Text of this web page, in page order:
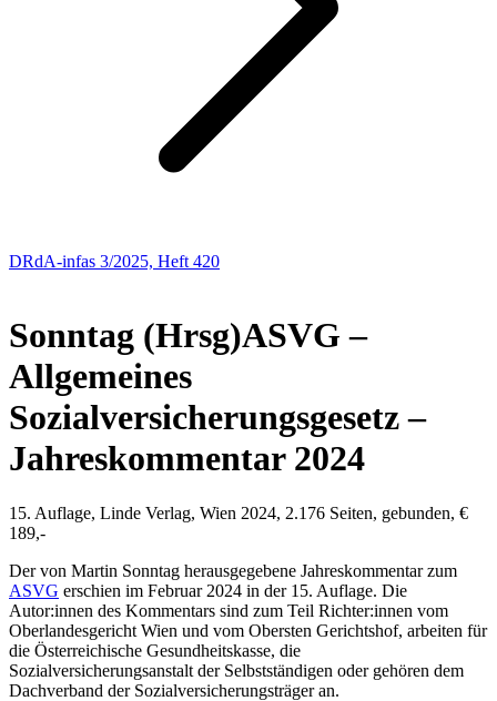
DRdA-infas 3/2025, Heft 420
Sonntag (Hrsg)ASVG –
Allgemeines
Sozialversicherungsgesetz –
Jahreskommentar 2024
15. Auflage, Linde Verlag, Wien 2024, 2.176 Seiten, gebunden, €
189,-
Der von Martin Sonntag herausgegebene Jahreskommentar zum
ASVG erschien im Februar 2024 in der 15. Auflage. Die
Autor:innen des Kommentars sind zum Teil Richter:innen vom
Oberlandesgericht Wien und vom Obersten Gerichtshof, arbeiten für
die Österreichische Gesundheitskasse, die
Sozialversicherungsanstalt der Selbstständigen oder gehören dem
Dachverband der Sozialversicherungsträger an.